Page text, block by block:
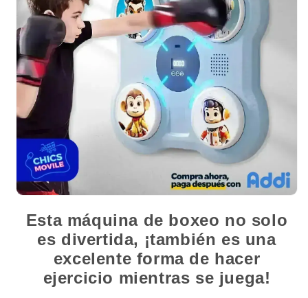
Esta máquina de boxeo no solo
es divertida, ¡también es una
excelente forma de hacer
ejercicio mientras se juega!